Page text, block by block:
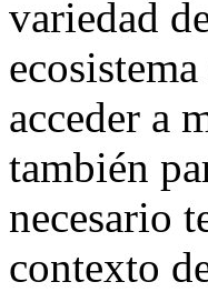
variedad
acceder a
también
necesario
contexto